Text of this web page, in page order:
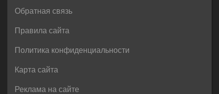
Обратная связь
Правила сайта
Политика конфиденциальности
Карта сайта
Реклама на сайте